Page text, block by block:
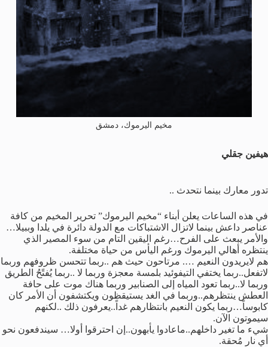
مخيم اليرموك، دمشق
هيفين جقلي
تدور معارك بينما نتحدث ..
في هذه الساعات يعلن أبناء “مخيم اليرموك” تحرير المخيم من كافة
عناصر داعش بينما لاتزال الاشتباكات مع الدولة دائرة في يلدا وببيلا…
والأمر يبعث على الفرح…رغم اليقين التام من سوء المصير الذي
ينتظره أهالي اليرموك ورغم اليأس من حياة مختلفة.
هم لايريدون النعيم …. مرتاحون حيث هم ..ربما تتحسن ظروفهم وربما
لاتفعل..ربما يختفي التيفوئيد بلمسة معجزة وربما لا ..ربما يُفتًحُ الطريق
وربما لا..ربما تعود المياه إلى الصنابير وربما هناك موت على حافة
العطش ينتظرهم..وربما في الغد يستيقظون ويكتشفون أن الأمر كان
كابوساً…ربما يكون النعيم بانتظارهم غداً..يعرفون ذلك ..لكنهم
سيموتون الآن.
شيء ما تغير داخلهم..ماعادوا يأبهون..إن احترقوا أولا… سيندفعون نحو
أي نار مُحقة.